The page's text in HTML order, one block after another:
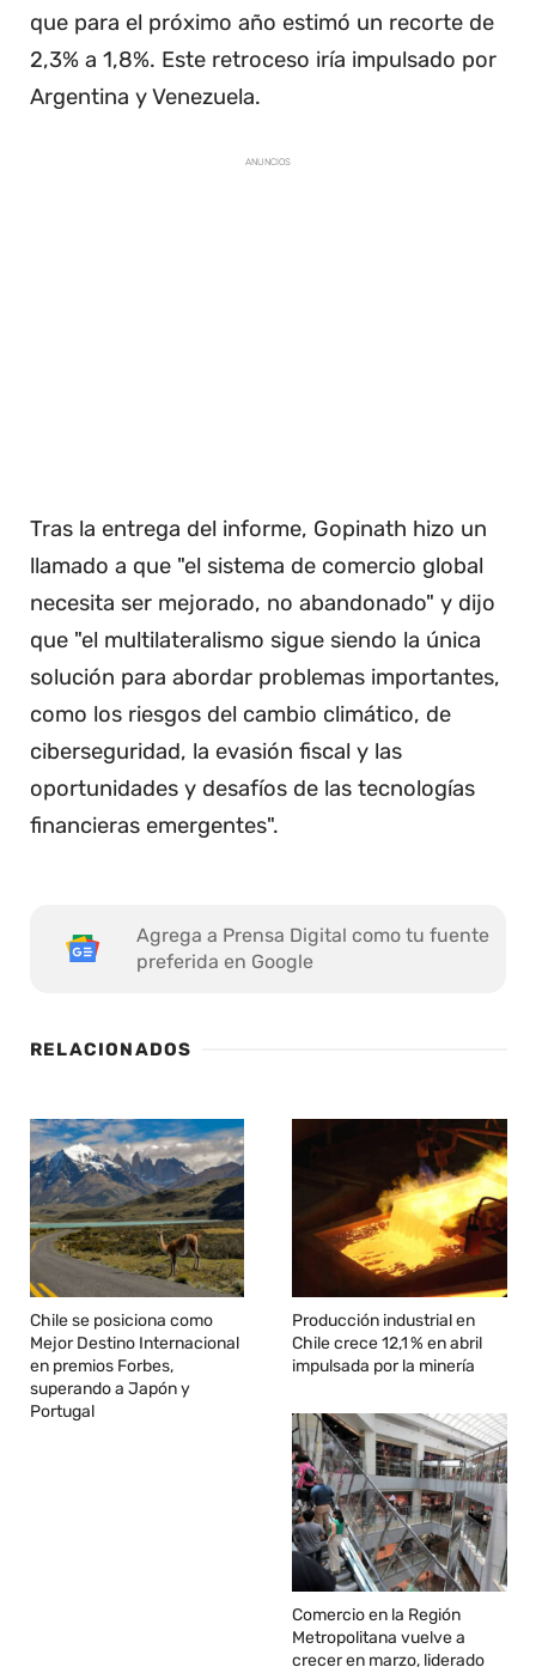
que para el próximo año estimó un recorte de
2,3% a 1,8%. Este retroceso iría impulsado por
Argentina y Venezuela.
ANUNCIOS
Tras la entrega del informe, Gopinath hizo un
llamado a que "el sistema de comercio global
necesita ser mejorado, no abandonado" y dijo
que "el multilateralismo sigue siendo la única
solución para abordar problemas importantes,
como los riesgos del cambio climático, de
ciberseguridad, la evasión fiscal y las
oportunidades y desafíos de las tecnologías
financieras emergentes".
Agrega a Prensa Digital como tu fuente
preferida en Google
RELACIONADOS
Chile se posiciona como
Mejor Destino Internacional
en premios Forbes,
superando a Japón y
Portugal
Producción industrial en
Chile crece 12,1 % en abril
impulsada por la minería
Comercio en la Región
Metropolitana vuelve a
crecer en marzo, liderado